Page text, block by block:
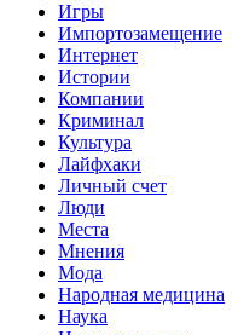
Игры
Импортозамещение
Интернет
Истории
Компании
Криминал
Культура
Лайфхаки
Личный счет
Люди
Места
Мнения
Мода
Народная медицина
Наука